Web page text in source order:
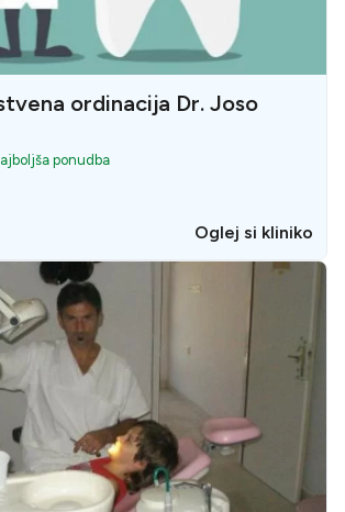
ordinacija Dr. Joso
ponudba
Oglej si kliniko